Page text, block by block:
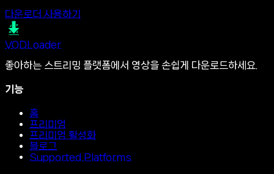
다운로더 사용하기
VODLoader
좋아하는 스트리밍 플랫폼에서 영상을 손쉽게 다운로드하세요.
기능
홈
프리미엄
프리미엄 활성화
블로그
Supported Platforms